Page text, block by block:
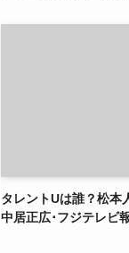
タレントUは誰？松本
中居正広･フジテレビ